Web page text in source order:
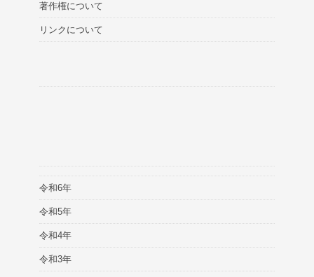
著作権について
リンクについて
令和6年
令和5年
令和4年
令和3年